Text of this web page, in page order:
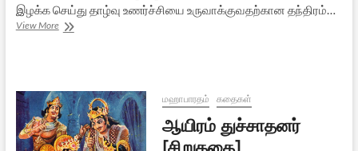
இழக்க செய்து தாழ்வு உணர்ச்சியை உருவாக்குவதற்கான தந்திரம்…
View Moreசொல்லப்படாத
மஹாபாரதம் கதைகள்
ஆயிரம் துச்சாதனர்
[சிறுகதை]